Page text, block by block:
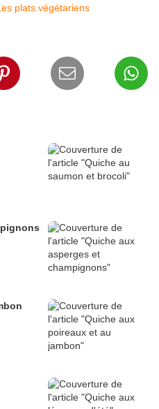
plats végétariens